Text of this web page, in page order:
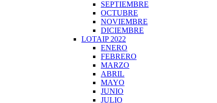
SEPTIEMBRE
OCTUBRE
NOVIEMBRE
DICIEMBRE
LOTAIP 2022
ENERO
FEBRERO
MARZO
ABRIL
MAYO
JUNIO
JULIO